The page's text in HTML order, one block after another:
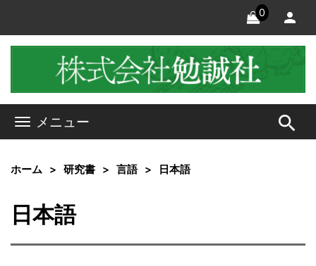
0
メニュー search
ホーム 研究書 言語 日本語
日本語